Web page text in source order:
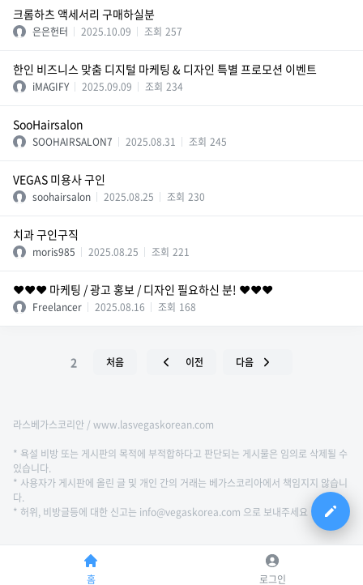
크롬하츠 액세서리 구매하실분
은은헌터 2025.10.09 조회 257
한인 비즈니스 맞춤 디지털 마케팅 & 디자인 특별 프로모션 이벤트
iMAGIFY 2025.09.09 조회 234
SooHairsalon
SOOHAIRSALON7 2025.08.31 조회 245
VEGAS 미용사 구인
soohairsalon 2025.08.25 조회 230
치과 구인구직
moris985 2025.08.25 조회 221
❤️❤️❤️ 마케팅 / 광고 홍보 / 디자인 필요하신 분! ❤️❤️❤️
Freelancer 2025.08.16 조회 168
2 처음 이전 다음
라스베가스코리안 / www.lasvegaskorean.com
* 욕설 비방 또는 게시판의 목적에 부적합하다고 판단되는 게시물은 임의로 삭제될 수
있습니다.
* 사용자가 게시판에 올린 글 및 개인 간의 거래는 베가스코리아에서 책임지지 않습니
다.
* 허위, 비방글등에 대한 신고는 info@vegaskorea.com 으로 보내주세요
홈 로그인